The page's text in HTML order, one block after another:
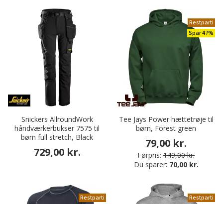
Snickers AllroundWork
håndværkerbukser 7575 til
børn full stretch, Black
729,00 kr.
Restparti
Spar 47%
Tee Jays Power hættetrøje til
børn, Forest green
79,00 kr.
Førpris: 149,00 kr.
Du sparer: 70,00 kr.
Restparti Restparti